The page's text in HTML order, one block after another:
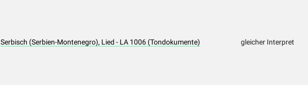
Serbisch (Serbien-Montenegro), Lied - LA 1006 (Tondokumente) gleicher Interpret